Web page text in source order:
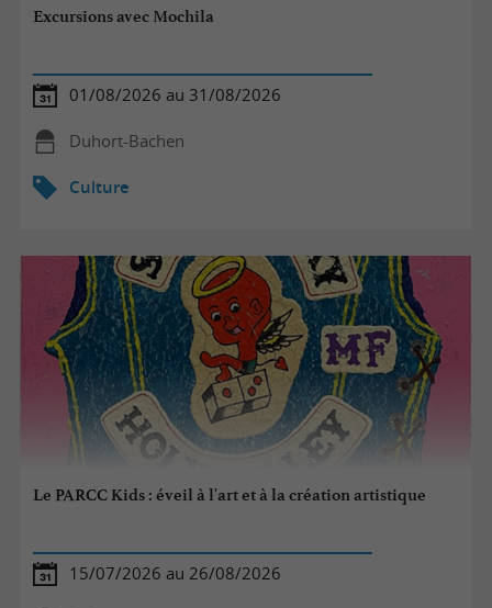
Excursions avec Mochila
01/08/2026 au 31/08/2026
Duhort-Bachen
Culture
Le PARCC Kids : éveil à l'art et à la création artistique
15/07/2026 au 26/08/2026